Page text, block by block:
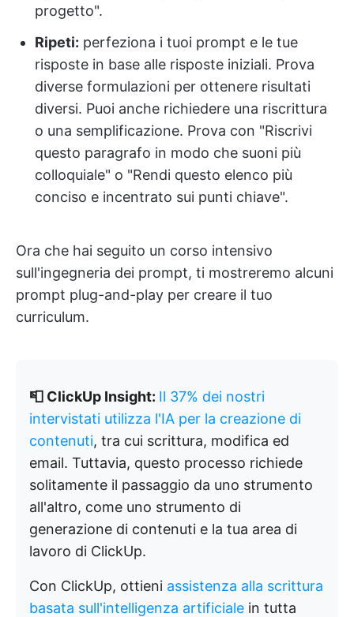
progetto".
Ripeti: perfeziona i tuoi prompt e le tue
risposte in base alle risposte iniziali. Prova
diverse formulazioni per ottenere risultati
diversi. Puoi anche richiedere una riscrittura
o una semplificazione. Prova con "Riscrivi
questo paragrafo in modo che suoni più
colloquiale" o "Rendi questo elenco più
conciso e incentrato sui punti chiave".
Ora che hai seguito un corso intensivo
sull'ingegneria dei prompt, ti mostreremo alcuni
prompt plug-and-play per creare il tuo
curriculum.
📮 ClickUp Insight: Il 37% dei nostri
intervistati utilizza l'IA per la creazione di
contenuti, tra cui scrittura, modifica ed
email. Tuttavia, questo processo richiede
solitamente il passaggio da uno strumento
all'altro, come uno strumento di
generazione di contenuti e la tua area di
lavoro di ClickUp.
Con ClickUp, ottieni assistenza alla scrittura
basata sull'intelligenza artificiale in tutta